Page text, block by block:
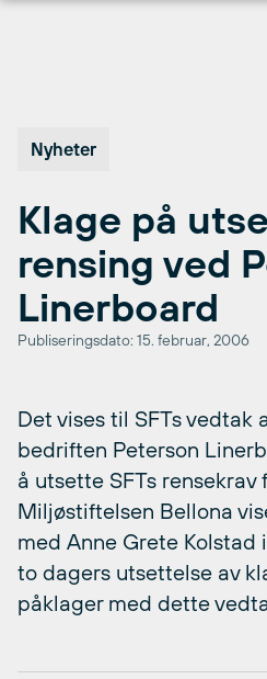
Nyheter
Klage på
rensing ved
Linerboard
Publiseringsdato: 15. februar, 2006
Det vises til SFTs vedtak
bedriften Peterson
å utsette SFTs rensekrav
Miljøstiftelsen Bellona
med Anne Grete Kolstad
to dagers utsettelse av
påklager med dette